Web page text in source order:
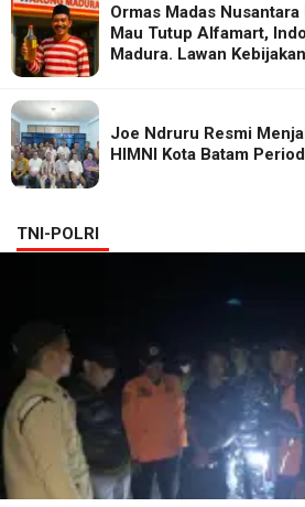
Ormas Madas
Mau Tutup Alfamart,
Madura. Lawan
Joe Ndruru Resmi
HIMNI Kota Batam
TNI-POLRI